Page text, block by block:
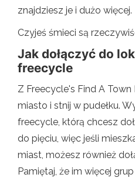
znajdziesz je i dużo więcej.
Czyjeś śmieci są
Jak dołączyć do
freecycle
Z Freecycle's Find A
miasto i stnij w pudełku.
freecycle, którą chcesz
do pięciu, więc jeśli
miast, możesz również
Pamiętaj, że im więcej